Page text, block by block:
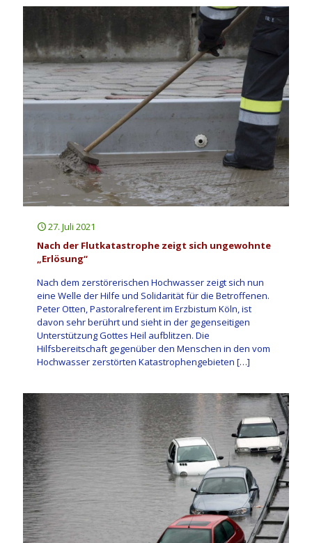
27. Juli 2021
Nach der Flutkatastrophe zeigt sich ungewohnte
„Erlösung“
Nach dem zerstörerischen Hochwasser zeigt sich nun
eine Welle der Hilfe und Solidarität für die Betroffenen.
Peter Otten, Pastoralreferent im Erzbistum Köln, ist
davon sehr berührt und sieht in der gegenseitigen
Unterstützung Gottes Heil aufblitzen. Die
Hilfsbereitschaft gegenüber den Menschen in den vom
Hochwasser zerstörten Katastrophengebieten […]